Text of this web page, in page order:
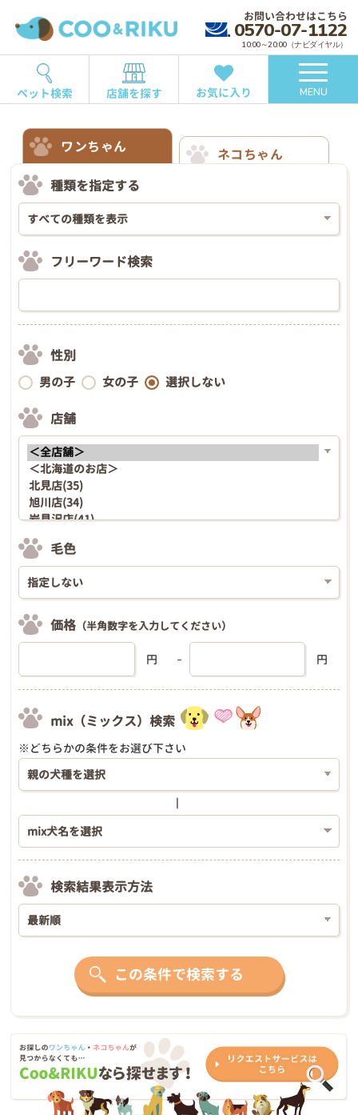
お問い合わせはこちら
0570-07-1122
10:00～20:00（ナビダイヤル）
ペット検索 店舗を探す お気に入り MENU
ワンちゃん
ネコちゃん
種類を指定する
フリーワード検索
性別
男の子 女の子 選択しない
店舗
毛色
価格 （半角数字を入力してください）
円 円
mix（ミックス）検索
※どちらかの条件をお選び下さい
検索結果表示方法
この条件で検索する